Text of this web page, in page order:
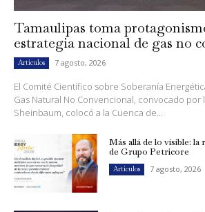
Tamaulipas toma
estrategia nacional de gas no
Artículos 7 agosto, 2026
El Comité Científico sobre Soberanía
Gas Natural No Convencional, convocado por
Sheinbaum, colocó a la Cuenca de...
Más allá de lo visible:
de Grupo Petricore
Artículos 7 agosto, 2026